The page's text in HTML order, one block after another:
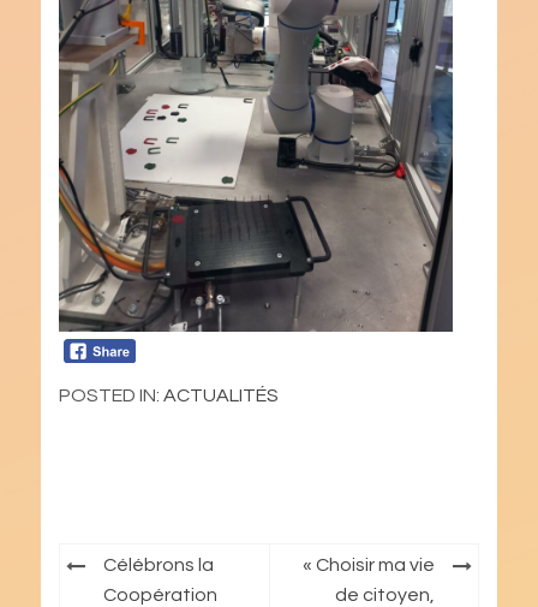
POSTED IN: ACTUALITÉS
Navigation
Célébrons la
Coopération
« Choisir ma vie
de citoyen,